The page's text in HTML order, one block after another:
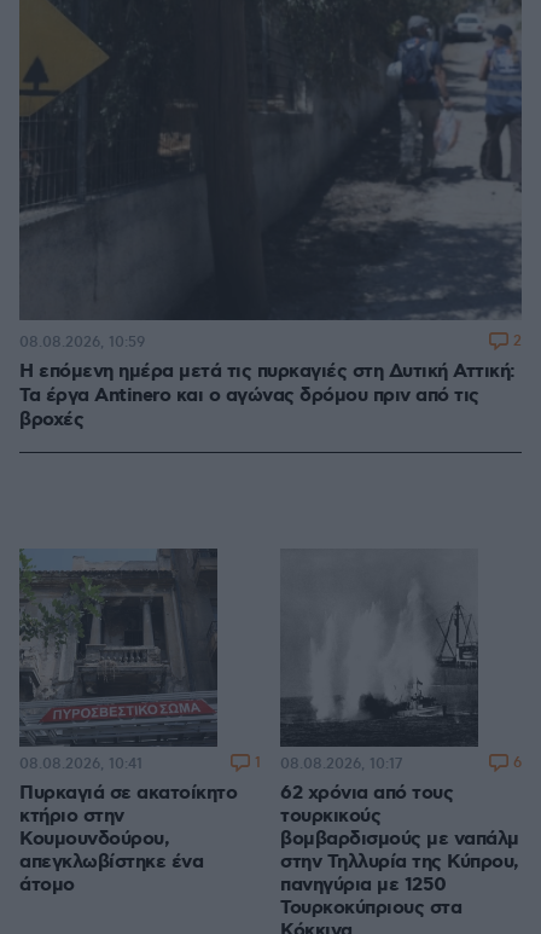
Η επόμενη ημέρα μετά τις πυρκαγιές στη Δυτική Αττική:
Τα έργα Antinero και ο αγώνας δρόμου πριν από τις
βροχές
08.08.2026, 10:59 2
Πυρκαγιά σε ακατοίκητο
κτήριο στην
Κουμουνδούρου,
απεγκλωβίστηκε ένα
άτομο
08.08.2026, 10:41 1
62 χρόνια από τους
τουρκικούς
βομβαρδισμούς με ναπάλμ
στην Τηλλυρία της Κύπρου,
πανηγύρια με 1250
Τουρκοκύπριους στα
08.08.2026, 10:17 6